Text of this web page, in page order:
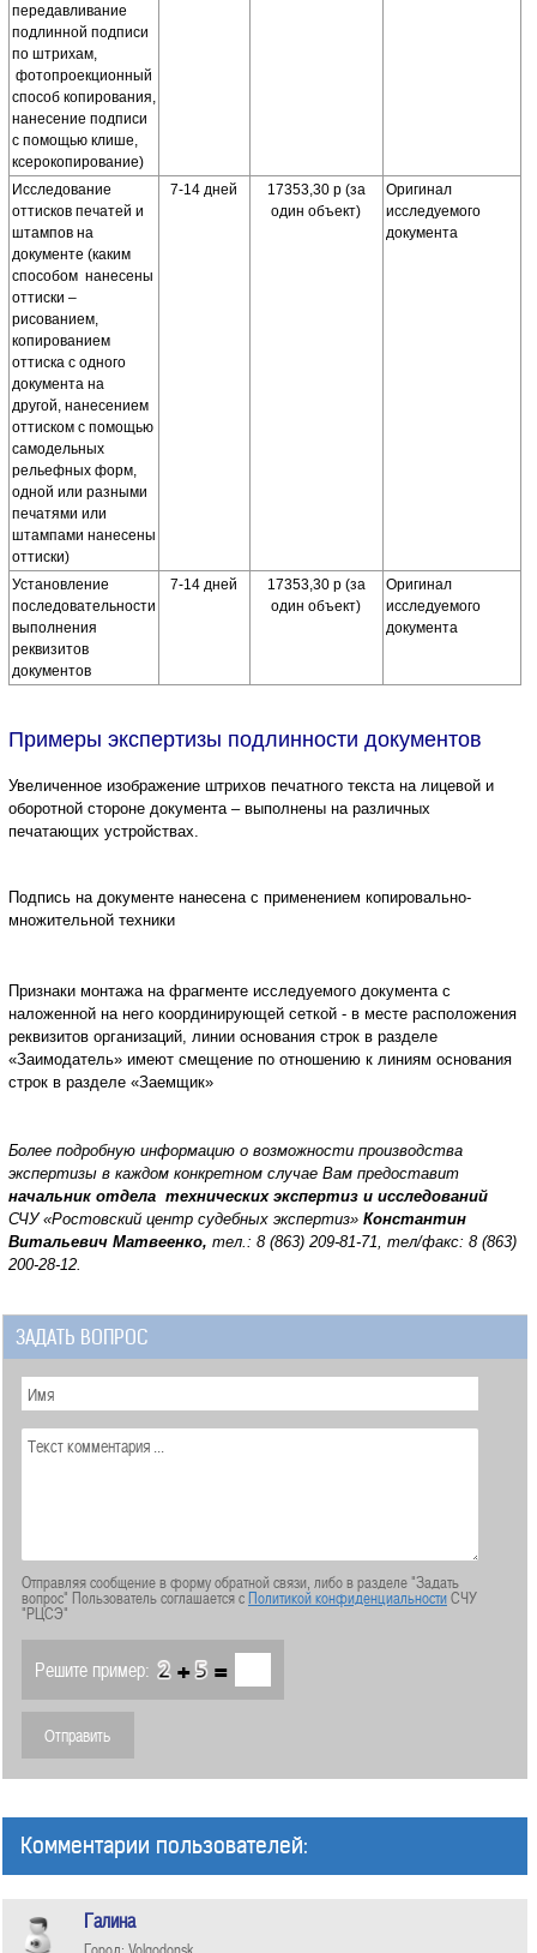
передавливание
подлинной подписи
по штрихам,
фотопроекционный
способ копирования,
нанесение подписи
с помощью клише,
ксерокопирование)
Исследование
оттисков печатей и
штампов на
документе (каким
способом нанесены
оттиски –
рисованием,
копированием
оттиска с одного
документа на
другой, нанесением
оттиском с помощью
самодельных
рельефных форм,
одной или разными
печатями или
штампами нанесены
оттиски)
7-14 дней
17353,30 р (за
один объект)
Оригинал
исследуемого
документа
Установление
последовательности
выполнения
реквизитов
документов
7-14 дней
17353,30 р (за
один объект)
Оригинал
исследуемого
документа
Примеры экспертизы подлинности документов
Увеличенное изображение штрихов печатного текста на лицевой и
оборотной стороне документа – выполнены на различных
печатающих устройствах.
Подпись на документе нанесена с применением копировально-
множительной техники
Признаки монтажа на фрагменте исследуемого документа с
наложенной на него координирующей сеткой - в месте расположения
реквизитов организаций, линии основания строк в разделе
«Заимодатель» имеют смещение по отношению к линиям основания
строк в разделе «Заемщик»
Более подробную информацию о возможности производства
экспертизы в каждом конкретном случае Вам предоставит
начальник отдела технических экспертиз и исследований
СЧУ «Ростовский центр судебных экспертиз» Константин
Витальевич Матвеенко, тел.: 8 (863) 209-81-71, тел/факс: 8 (863)
200-28-12.
ЗАДАТЬ ВОПРОС
Отправляя сообщение в форму обратной связи, либо в разделе "Задать
вопрос" Пользователь соглашается сПолитикой конфиденциальностиСЧУ
"РЦСЭ"
Решите пример: + =
Комментарии пользователей:
Галина